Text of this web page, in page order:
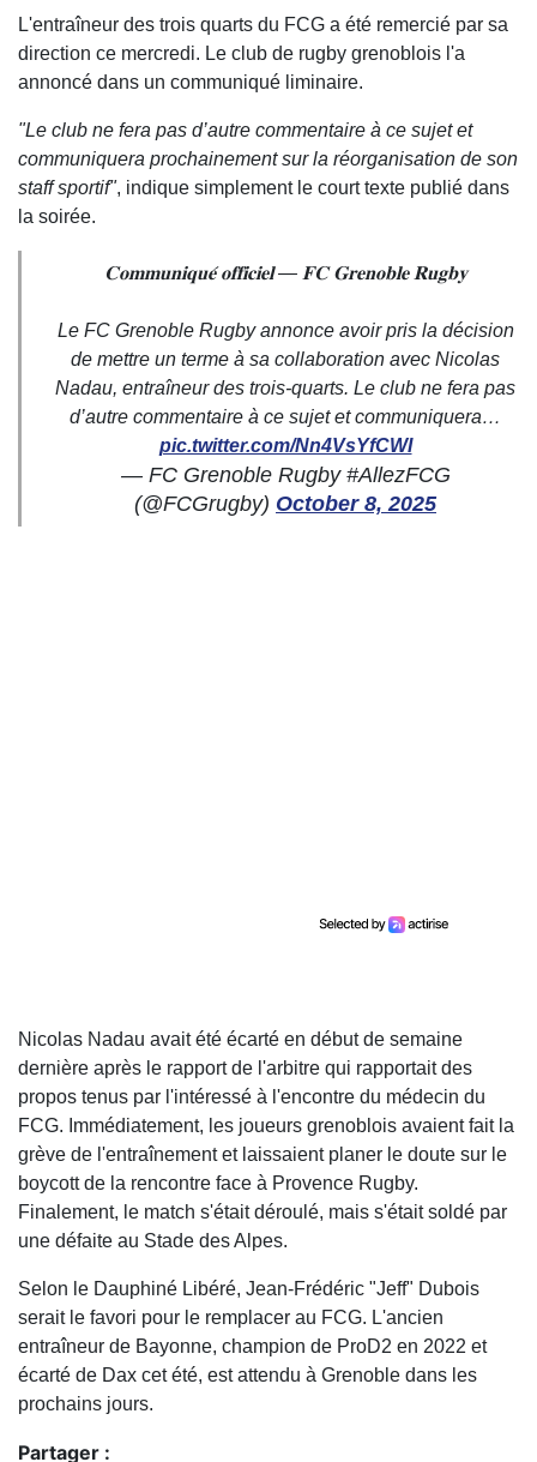
L'entraîneur des trois quarts du FCG a été remercié par sa
direction ce mercredi. Le club de rugby grenoblois l'a
annoncé dans un communiqué liminaire.
"Le club ne fera pas d’autre commentaire à ce sujet et
communiquera prochainement sur la réorganisation de son
staff sportif", indique simplement le court texte publié dans
la soirée.
𝐂𝐨𝐦𝐦𝐮𝐧𝐢𝐪𝐮𝐞́ 𝐨𝐟𝐟𝐢𝐜𝐢𝐞𝐥 — 𝐅𝐂 𝐆𝐫𝐞𝐧𝐨𝐛𝐥𝐞 𝐑𝐮𝐠𝐛𝐲
Le FC Grenoble Rugby annonce avoir pris la décision
de mettre un terme à sa collaboration avec Nicolas
Nadau, entraîneur des trois-quarts. Le club ne fera pas
d’autre commentaire à ce sujet et communiquera…
pic.twitter.com/Nn4VsYfCWI
— FC Grenoble Rugby #AllezFCG
(@FCGrugby) October 8, 2025
Nicolas Nadau avait été écarté en début de semaine
dernière après le rapport de l'arbitre qui rapportait des
propos tenus par l'intéressé à l'encontre du médecin du
FCG. Immédiatement, les joueurs grenoblois avaient fait la
grève de l'entraînement et laissaient planer le doute sur le
boycott de la rencontre face à Provence Rugby.
Finalement, le match s'était déroulé, mais s'était soldé par
une défaite au Stade des Alpes.
Selon le Dauphiné Libéré, Jean-Frédéric "Jeff" Dubois
serait le favori pour le remplacer au FCG. L'ancien
entraîneur de Bayonne, champion de ProD2 en 2022 et
écarté de Dax cet été, est attendu à Grenoble dans les
prochains jours.
Partager :